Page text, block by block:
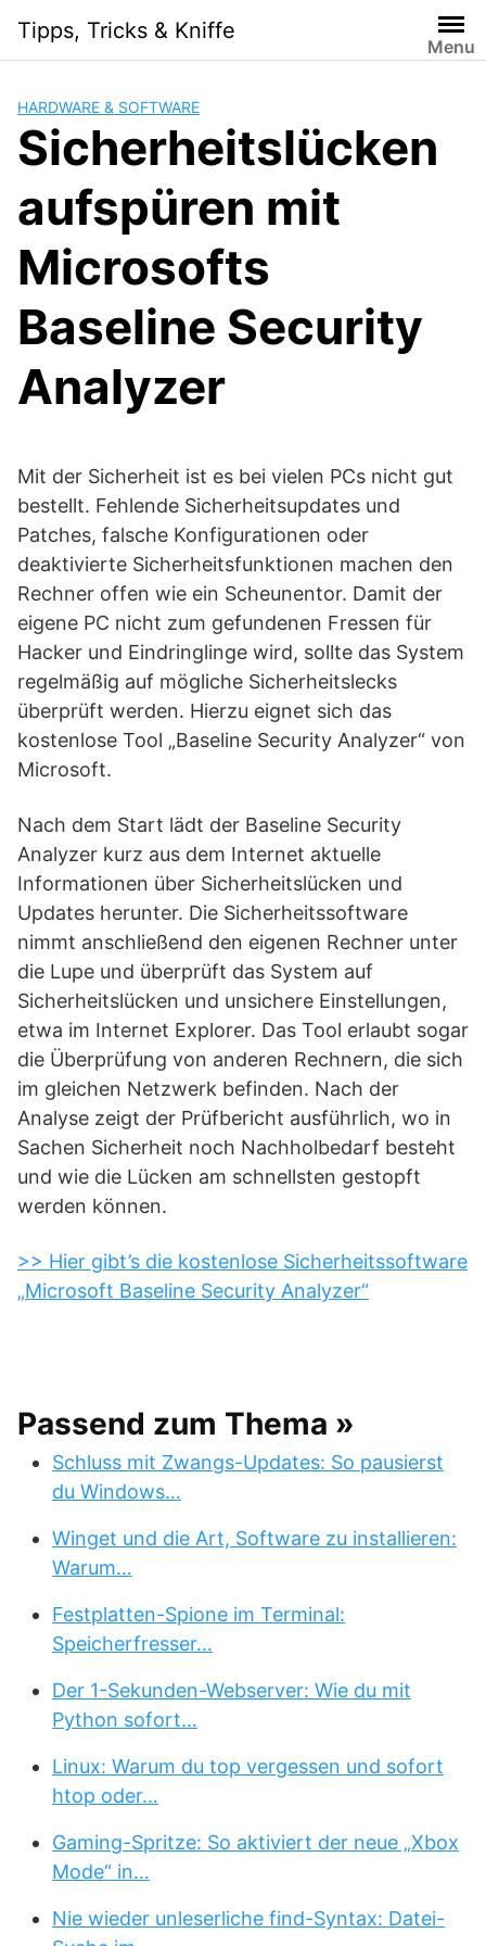
content
Tipps, Tricks & Kniffe
Menu
HARDWARE & SOFTWARE
Sicherheitslücken
aufspüren mit
Microsofts
Baseline Security
Analyzer
Mit der Sicherheit ist es bei vielen PCs nicht gut
bestellt. Fehlende Sicherheitsupdates und
Patches, falsche Konfigurationen oder
deaktivierte Sicherheitsfunktionen machen den
Rechner offen wie ein Scheunentor. Damit der
eigene PC nicht zum gefundenen Fressen für
Hacker und Eindringlinge wird, sollte das System
regelmäßig auf mögliche Sicherheitslecks
überprüft werden. Hierzu eignet sich das
kostenlose Tool „Baseline Security Analyzer“ von
Microsoft.
Nach dem Start lädt der Baseline Security
Analyzer kurz aus dem Internet aktuelle
Informationen über Sicherheitslücken und
Updates herunter. Die Sicherheitssoftware
nimmt anschließend den eigenen Rechner unter
die Lupe und überprüft das System auf
Sicherheitslücken und unsichere Einstellungen,
etwa im Internet Explorer. Das Tool erlaubt sogar
die Überprüfung von anderen Rechnern, die sich
im gleichen Netzwerk befinden. Nach der
Analyse zeigt der Prüfbericht ausführlich, wo in
Sachen Sicherheit noch Nachholbedarf besteht
und wie die Lücken am schnellsten gestopft
werden können.
>> Hier gibt’s die kostenlose Sicherheitssoftware
„Microsoft Baseline Security Analyzer“
Passend zum Thema »
Schluss mit Zwangs-Updates: So pausierst
du Windows…
Winget und die Art, Software zu installieren:
Warum…
Festplatten-Spione im Terminal:
Speicherfresser…
Der 1-Sekunden-Webserver: Wie du mit
Python sofort…
Linux: Warum du top vergessen und sofort
htop oder…
Gaming-Spritze: So aktiviert der neue „Xbox
Mode“ in…
Nie wieder unleserliche find-Syntax: Datei-